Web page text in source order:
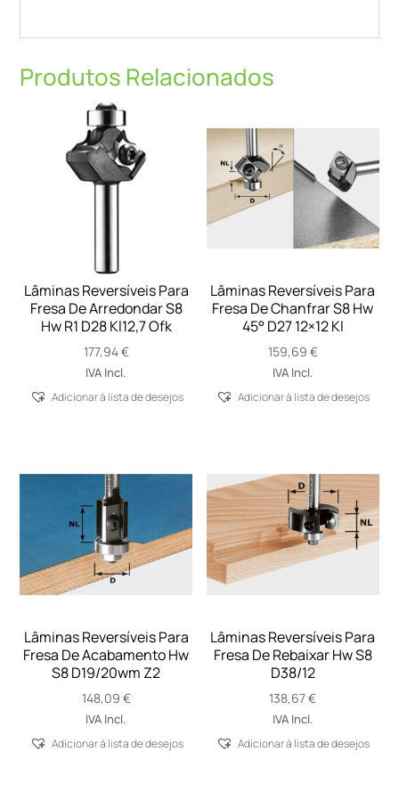
Produtos Relacionados
Lâminas Reversíveis Para
Fresa De Arredondar S8
Hw R1 D28 Kl12,7 Ofk
177,94€
IVA Incl.
Adicionar á lista de desejos
Lâminas Reversíveis Para
Fresa De Chanfrar S8 Hw
45° D27 12×12 Kl
159,69 €
IVA Incl.
Adicionar á lista de desejos
Lâminas Reversíveis Para
Fresa De Acabamento Hw
S8 D19/20wm Z2
148,09 €
IVA Incl.
Adicionar á lista de desejos
Lâminas Reversíveis Para
Fresa De Rebaixar Hw S8
D38/12
138,67€
IVA Incl.
Adicionar á lista de desejos